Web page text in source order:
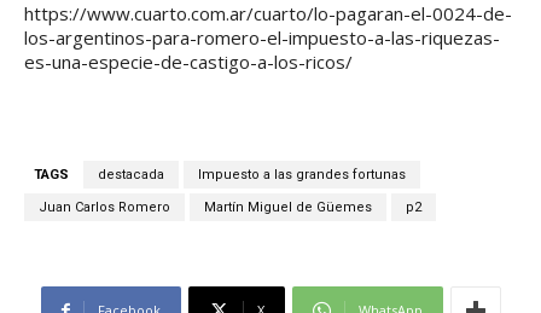
https://www.cuarto.com.ar/cuarto/lo-pagaran-el-0024-de-
los-argentinos-para-romero-el-impuesto-a-las-riquezas-
es-una-especie-de-castigo-a-los-ricos/
TAGS destacada Impuesto a las grandes fortunas
Juan Carlos Romero Martín Miguel de Güemes p2